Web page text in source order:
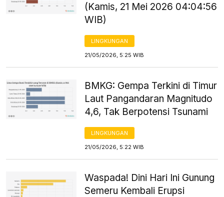
(Kamis, 21 Mei 2026 04:04:56
WIB)
LINGKUNGAN
21/05/2026, 5:25 WIB
BMKG: Gempa Terkini di Timur
Laut Pangandaran Magnitudo
4,6, Tak Berpotensi Tsunami
LINGKUNGAN
21/05/2026, 5:22 WIB
Waspada! Dini Hari Ini Gunung
Semeru Kembali Erupsi